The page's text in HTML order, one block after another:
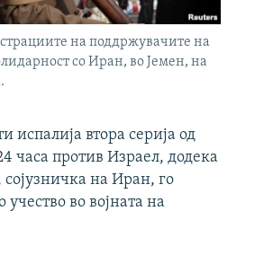
на поддржувачите на
со Иран, во Јемен, на
испалија втора серија од
часа против Израел, додека
сојузничка на Иран, го
учество во војната на